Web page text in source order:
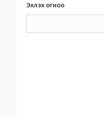
Эхлэх огноо